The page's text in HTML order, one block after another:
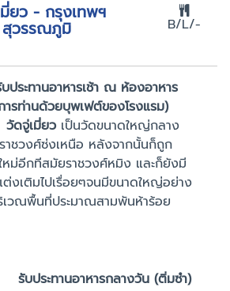
ยว - กรุงเทพฯ
สุวรรณภูมิ B/L/-
นอาหารเช้า ณ ห้องอาหาร
ารท่านด้วยบุพเฟต์ของโรงแรม)
วัดจู่เมี่ยว เป็นวัดขนาดใหญ่กลาง
าชวงศ์ซ่งเหนือ หลังจากนั้นก็ถูก
หม่อีกทีสมัยราชวงศ์หมิง และก็ยังมี
ต่งเติมไปเรื่อยๆจนมีขนาดใหญ่อย่าง
เวณพื้นที่ประมาณสามพันห้าร้อย
รับประทานอาหารกลางวัน (ติ่มซำ)